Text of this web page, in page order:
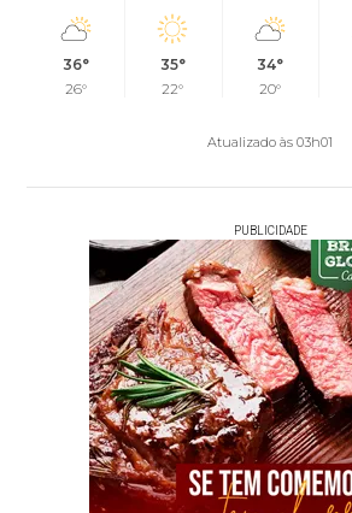
36°
26°
35°
22°
34°
20°
Atualizado às 03h01
PUBLICIDADE